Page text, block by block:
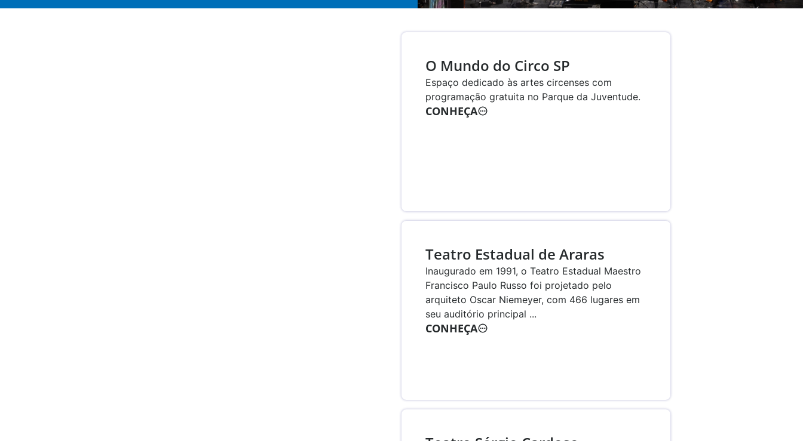
O Mundo do Circo SP
Espaço dedicado às artes circenses com
programação gratuita no Parque da Juventude.
CONHEÇA
Teatro Estadual de Araras
Inaugurado em 1991, o Teatro Estadual Maestro
Francisco Paulo Russo foi projetado pelo
arquiteto Oscar Niemeyer, com 466 lugares em
seu auditório principal ...
CONHEÇA